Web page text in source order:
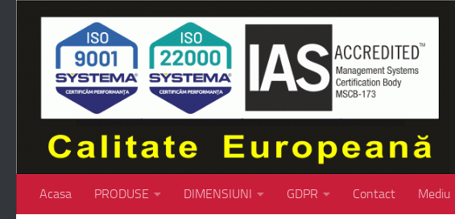
Skip to content
Acasa PRODUSE DIMENSIUNI GDPR Contact Mediu